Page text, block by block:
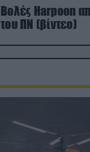
Βολές Harpoon
του ΠΝ (βίντεο)